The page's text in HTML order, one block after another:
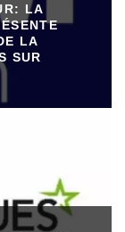
LA
LA
SUR